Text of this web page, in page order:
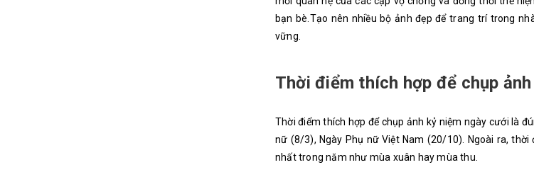
bạn bè.Tạo nên nhiều bộ ảnh đẹp để trang trí trong
vững.
Thời điểm thích hợp để chụp
Thời điểm thích hợp để chụp ảnh kỷ niệm ngày cưới là
nữ (8/3), Ngày Phụ nữ Việt Nam (20/10). Ngoài ra,
nhất trong năm như mùa xuân hay mùa thu.